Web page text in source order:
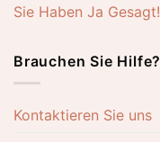
Sie Haben Ja Gesagt!
Brauchen Sie Hilfe?
Kontaktieren Sie uns